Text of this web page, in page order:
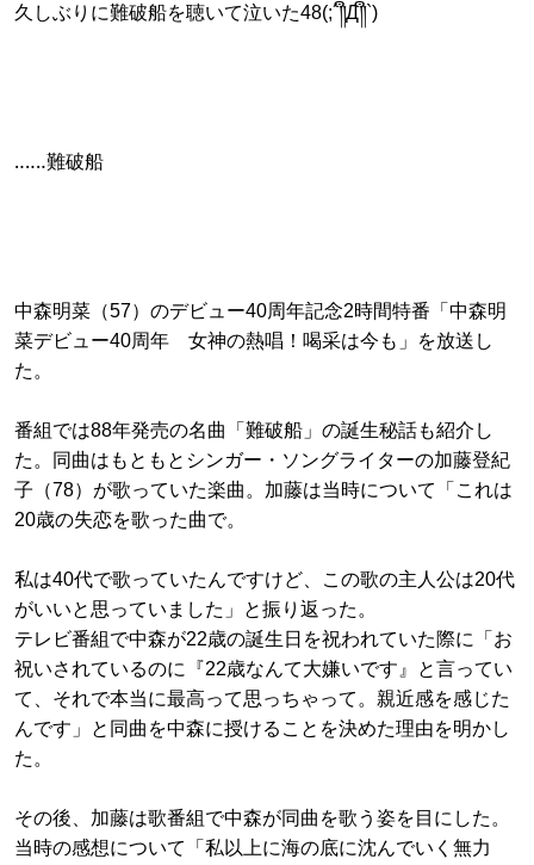
久しぶりに難破船を聴いて泣いた48(;´༎ຶД༎ຶ`)
‥‥‥難破船
中森明菜（57）のデビュー40周年記念2時間特番「中森明
菜デビュー40周年 女神の熱唱！喝采は今も」を放送し
た。
番組では88年発売の名曲「難破船」の誕生秘話も紹介し
た。同曲はもともとシンガー・ソングライターの加藤登紀
子（78）が歌っていた楽曲。加藤は当時について「これは
20歳の失恋を歌った曲で。
私は40代で歌っていたんですけど、この歌の主人公は20代
がいいと思っていました」と振り返った。
テレビ番組で中森が22歳の誕生日を祝われていた際に「お
祝いされているのに『22歳なんて大嫌いです』と言ってい
て、それで本当に最高って思っちゃって。親近感を感じた
んです」と同曲を中森に授けることを決めた理由を明かし
た。
その後、加藤は歌番組で中森が同曲を歌う姿を目にした。
当時の感想について「私以上に海の底に沈んでいく無力